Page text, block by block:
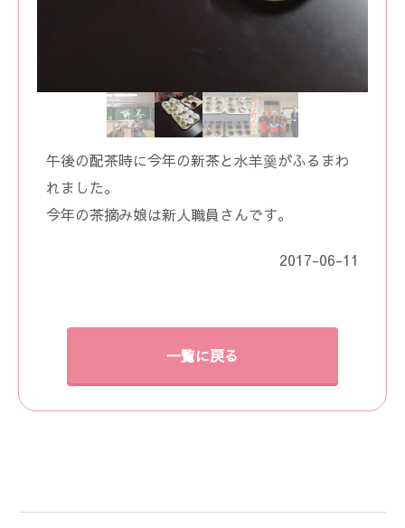
午後の配茶時に今年の新茶と水羊羹がふるまわ
れました。
今年の茶摘み娘は新人職員さんです。
2017-06-11
一覧に戻る